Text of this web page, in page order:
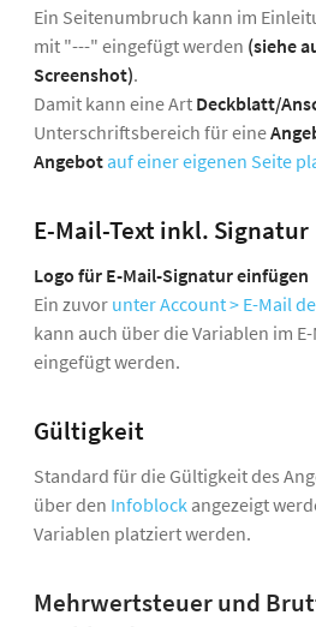
Ein Seitenumbruch kann im
mit "---" eingefügt werden (siehe
Screenshot).
Damit kann eine Art Deckblatt/
Unterschriftsbereich für eine
Angebot auf einer eigenen Seite
E-Mail-Text inkl. Signatur
Logo für E-Mail-Signatur einfügen
Ein zuvor unter Account > E-Mail
kann auch über die Variablen im
eingefügt werden.
Gültigkeit
Standard für die Gültigkeit des
über den Infoblock angezeigt
Variablen platziert werden.
Mehrwertsteuer und